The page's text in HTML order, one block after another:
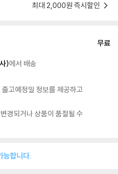
최대 2,000원 즉시할인
무료
)에서 배송
고예정일 정보를 제공하고
경되거나 상품이 품절될 수
능합니다.